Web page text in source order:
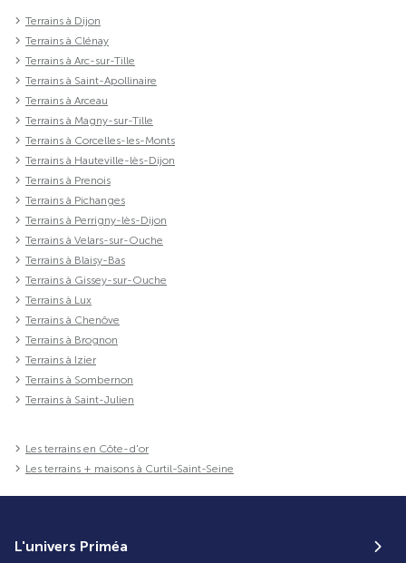
Terrains à Dijon
Terrains à Clénay
Terrains à Arc-sur-Tille
Terrains à Saint-Apollinaire
Terrains à Arceau
Terrains à Magny-sur-Tille
Terrains à Corcelles-les-Monts
Terrains à Hauteville-lès-Dijon
Terrains à Prenois
Terrains à Pichanges
Terrains à Perrigny-lès-Dijon
Terrains à Velars-sur-Ouche
Terrains à Blaisy-Bas
Terrains à Gissey-sur-Ouche
Terrains à Lux
Terrains à Chenôve
Terrains à Brognon
Terrains à Izier
Terrains à Sombernon
Terrains à Saint-Julien
Les terrains en Côte-d'or
Les terrains + maisons à Curtil-Saint-Seine
L'univers Priméa